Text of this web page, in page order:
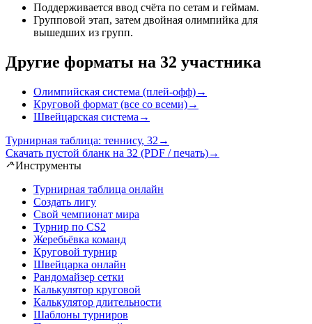
Поддерживается ввод счёта по сетам и геймам.
Групповой этап, затем двойная олимпийка для
вышедших из групп.
Другие форматы на 32 участника
Олимпийская система (плей-офф)→
Круговой формат (все со всеми)→
Швейцарская система →
Турнирная таблица: теннису, 32 →
Скачать пустой бланк на 32 (PDF / печать)→
Инструменты
Турнирная таблица онлайн
Создать лигу
Свой чемпионат мира
Турнир по CS2
Жеребьёвка команд
Круговой турнир
Швейцарка онлайн
Рандомайзер сетки
Калькулятор круговой
Калькулятор длительности
Шаблоны турниров